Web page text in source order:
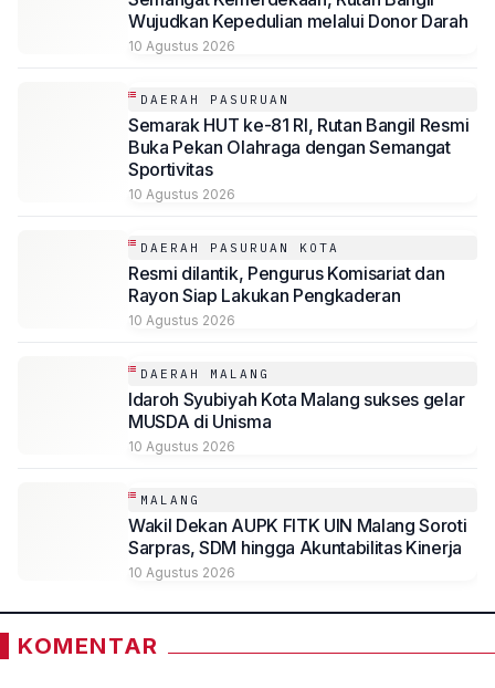
Wujudkan Kepedulian melalui Donor Darah
10 Agustus 2026
DAERAH PASURUAN
Semarak HUT ke-81 RI, Rutan Bangil Resmi
Buka Pekan Olahraga dengan Semangat
Sportivitas
10 Agustus 2026
DAERAH PASURUAN KOTA
Resmi dilantik, Pengurus Komisariat dan
Rayon Siap Lakukan Pengkaderan
10 Agustus 2026
DAERAH MALANG
Idaroh Syubiyah Kota Malang sukses gelar
MUSDA di Unisma
10 Agustus 2026
MALANG
Wakil Dekan AUPK FITK UIN Malang Soroti
Sarpras, SDM hingga Akuntabilitas Kinerja
10 Agustus 2026
KOMENTAR